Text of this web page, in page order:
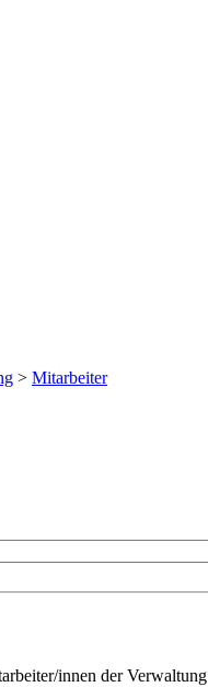
> Mitarbeiter
innen der Verwaltung